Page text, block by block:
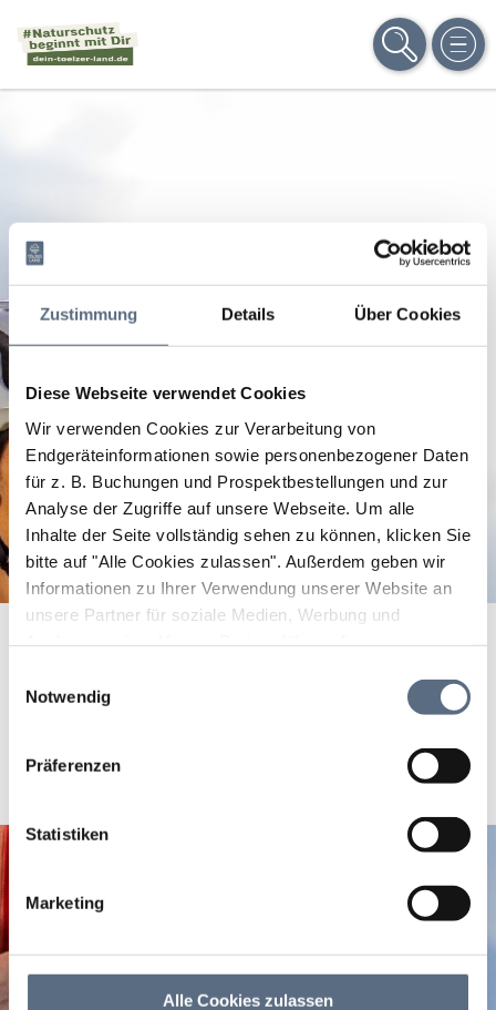
Zustimmung Details Über Cookies
Diese Webseite verwendet Cookies
Wir verwenden Cookies zur Verarbeitung von
Endgeräteinformationen sowie personenbezogener Daten
für z. B. Buchungen und Prospektbestellungen und zur
Analyse der Zugriffe auf unsere Webseite. Um alle
Inhalte der Seite vollständig sehen zu können, klicken Sie
bitte auf "Alle Cookies zulassen". Außerdem geben wir
Informationen zu Ihrer Verwendung unserer Website an
unsere Partner für soziale Medien, Werbung und
zusammen, die Sie ihnen bereitgestellt haben oder die
sie im Rahmen Ihrer Nutzung der Dienste gesammelt
Notwendig
Präferenzen
Statistiken
Marketing
Alle Cookies zulassen
SUCHE MENÜ
Bitte akzeptieren Sie den Einsatz aller Cookies, um den
Inhalt dieser Seite sehen zu können.